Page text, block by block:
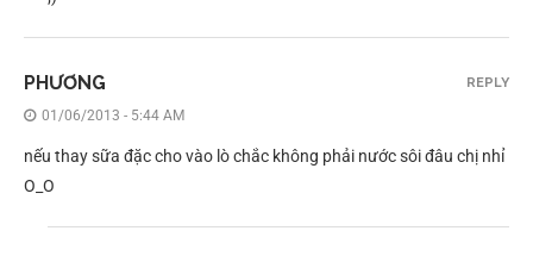
PHƯƠNG
01/06/2013 - 5:44 AM
nếu thay sữa đặc cho vào lò chắc không phải nước sôi đâu chị nhỉ
O_O
REPLY